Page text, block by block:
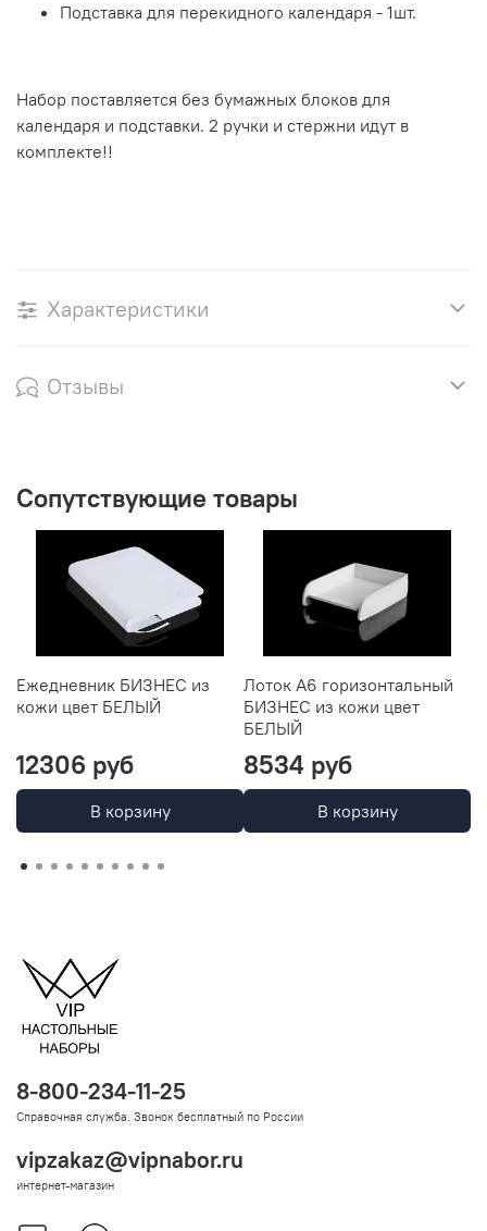
Подставка для перекидного календаря - 1шт.
Набор поставляется без бумажных блоков для
календаря и подставки. 2 ручки и стержни идут в
комплекте!!
Характеристики
Отзывы
Сопутствующие товары
Ежедневник БИЗНЕС из
кожи цвет БЕЛЫЙ
12306 руб
В корзину
Лоток А6 горизонтальный
БИЗНЕС из кожи цвет
БЕЛЫЙ
8534 руб
В корзину
8-800-234-11-25
Справочная служба. Звонок бесплатный по России
vipzakaz@vipnabor.ru
интернет-магазин